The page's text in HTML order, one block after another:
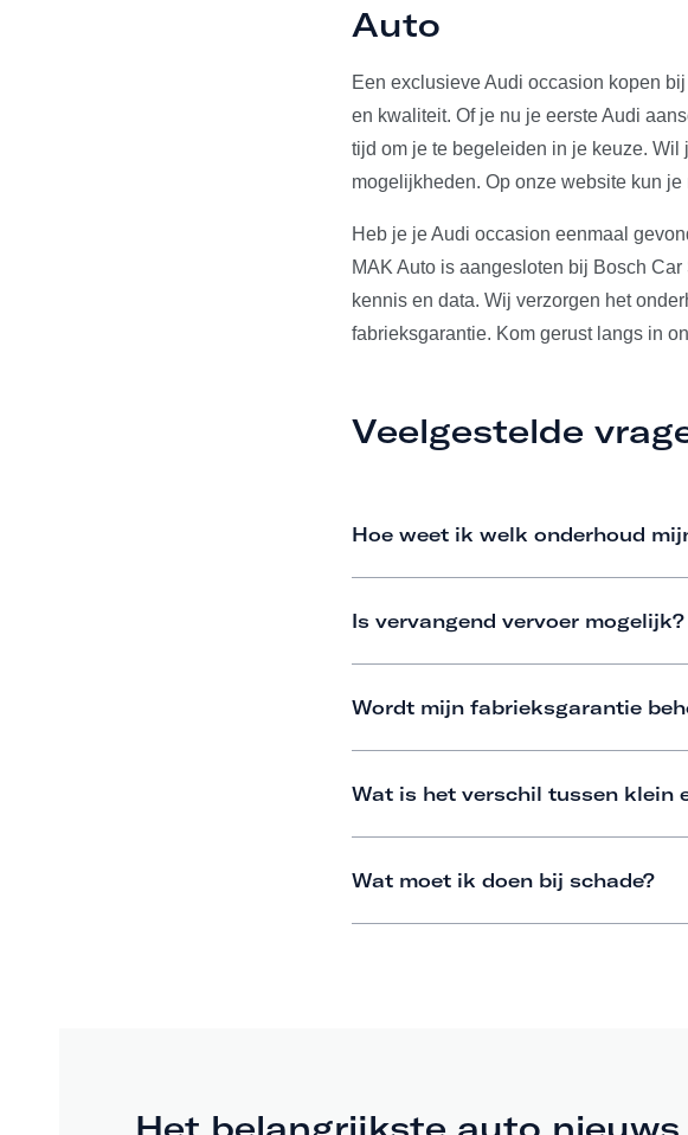
Auto
Een exclusieve Audi occasion kopen
en kwaliteit. Of je nu je eerste Audi
tijd om je te begeleiden in je keuze.
mogelijkheden. Op onze website kun
Heb je je Audi occasion eenmaal
MAK Auto is aangesloten bij Bosch
kennis en data. Wij verzorgen het
fabrieksgarantie. Kom gerust langs in
Veelgestelde
Hoe weet ik welk onderhoud
Is vervangend vervoer mogelijk?
Wordt mijn fabrieksgarantie
Wat is het verschil tussen klein
Wat moet ik doen bij schade?